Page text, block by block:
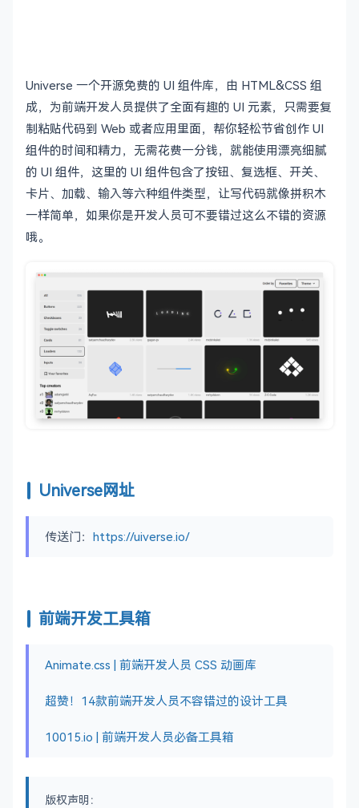
Universe 一个开源免费的 UI 组件库，由 HTML&CSS 组
成，为前端开发人员提供了全面有趣的 UI 元素，只需要复
制粘贴代码到 Web 或者应用里面，帮你轻松节省创作 UI
组件的时间和精力，无需花费一分钱，就能使用漂亮细腻
的 UI 组件，这里的 UI 组件包含了按钮、复选框、开关、
卡片、加载、输入等六种组件类型，让写代码就像拼积木
一样简单，如果你是开发人员可不要错过这么不错的资源
哦。
Universe网址
传送门： https://uiverse.io/
前端开发工具箱
Animate.css | 前端开发人员 CSS 动画库
超赞！14款前端开发人员不容错过的设计工具
10015.io | 前端开发人员必备工具箱
版权声明：